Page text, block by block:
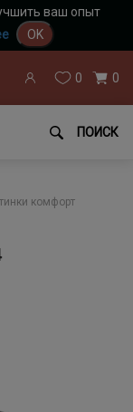
ваш опыт
OK
0 0
ПОИСК
комфорт